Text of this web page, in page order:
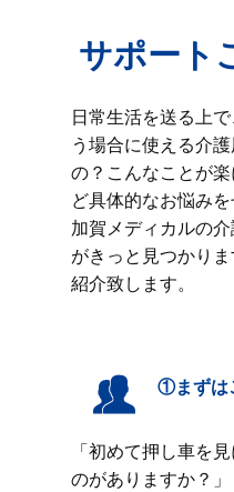
サポート
日常生活を送る上
う場合に使える介
の？こんなことが
ど具体的なお悩み
加賀メディカルの
がきっと見つかり
紹介致します。
①まずは
「初めて押し車を
のがありますか？」